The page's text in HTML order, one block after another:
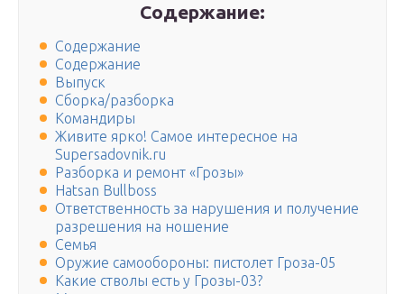
Содержание:
Содержание
Содержание
Выпуск
Сборка/разборка
Командиры
Живите ярко! Самое интересное на
Supersadovnik.ru
Разборка и ремонт «Грозы»
Hatsan Bullboss
Ответственность за нарушения и получение
разрешения на ношение
Семья
Оружие самообороны: пистолет Гроза-05
Какие стволы есть у Грозы-03?